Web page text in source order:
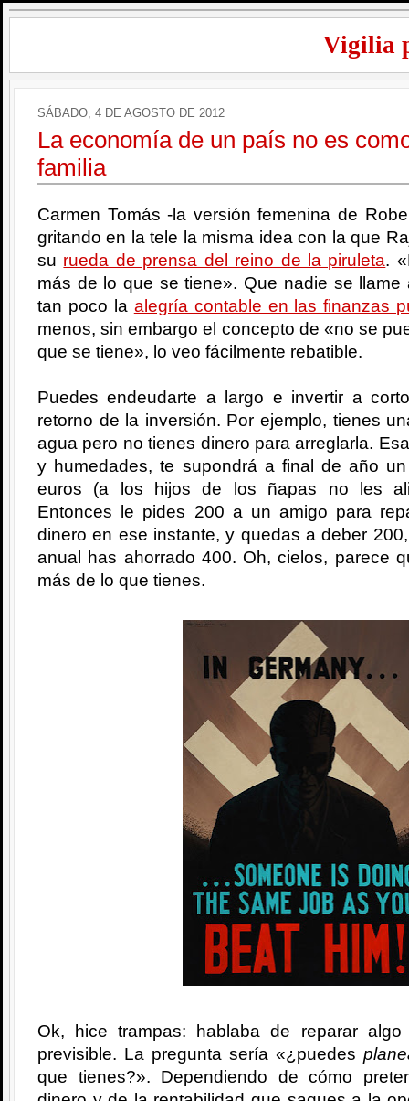
Vigilia
SÁBADO, 4 DE AGOSTO DE 2012
La economía de un país no es
familia
Carmen Tomás -la versión femenina de
gritando en la tele la misma idea con la que
su rueda de prensa del reino de la piruleta.
más de lo que se tiene». Que nadie se llame
tan poco la alegría contable en las finanzas
menos, sin embargo el concepto de «no se
que se tiene», lo veo fácilmente rebatible.
Puedes endeudarte a largo e invertir a
retorno de la inversión. Por ejemplo, tienes
agua pero no tienes dinero para arreglarla.
y humedades, te supondrá a final de año
euros (a los hijos de los ñapas no les
Entonces le pides 200 a un amigo para
dinero en ese instante, y quedas a deber
anual has ahorrado 400. Oh, cielos, parece
más de lo que tienes.
Ok, hice trampas: hablaba de reparar
previsible. La pregunta sería «¿puedes
que tienes?». Dependiendo de cómo